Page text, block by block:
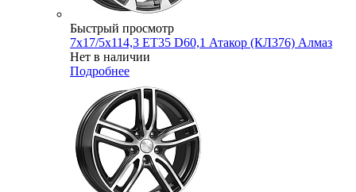
Быстрый просмотр
7x17/5x114,3 ET35 D60,1 Атакор (КЛ376) Алмаз
Нет в наличии
Подробнее